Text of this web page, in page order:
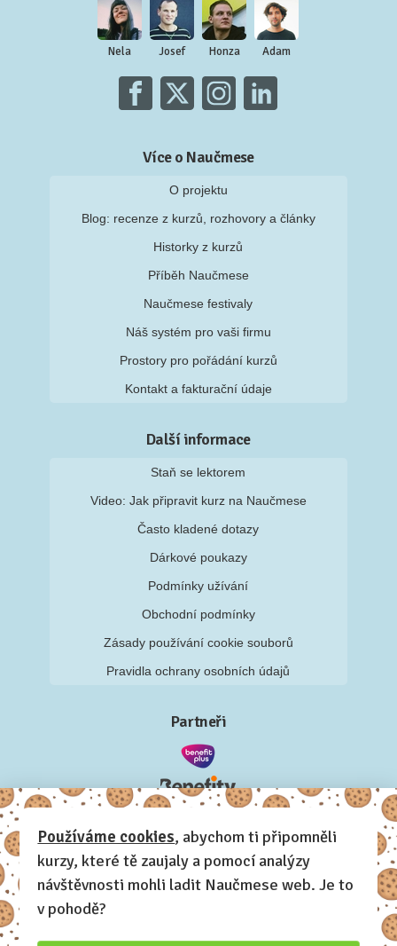
Nela Josef Honza Adam
Více o Naučmese
O projektu
Blog: recenze z kurzů, rozhovory a články
Historky z kurzů
Příběh Naučmese
Naučmese festivaly
Náš systém pro vaši firmu
Prostory pro pořádání kurzů
Kontakt a fakturační údaje
Další informace
Staň se lektorem
Video: Jak připravit kurz na Naučmese
Často kladené dotazy
Dárkové poukazy
Podmínky užívání
Obchodní podmínky
Zásady používání cookie souborů
Pravidla ochrany osobních údajů
Partneři
Používáme cookies, abychom ti připomněli
kurzy, které tě zaujaly a pomocí analýzy
návštěvnosti mohli ladit Naučmese web. Je to
v pohodě?